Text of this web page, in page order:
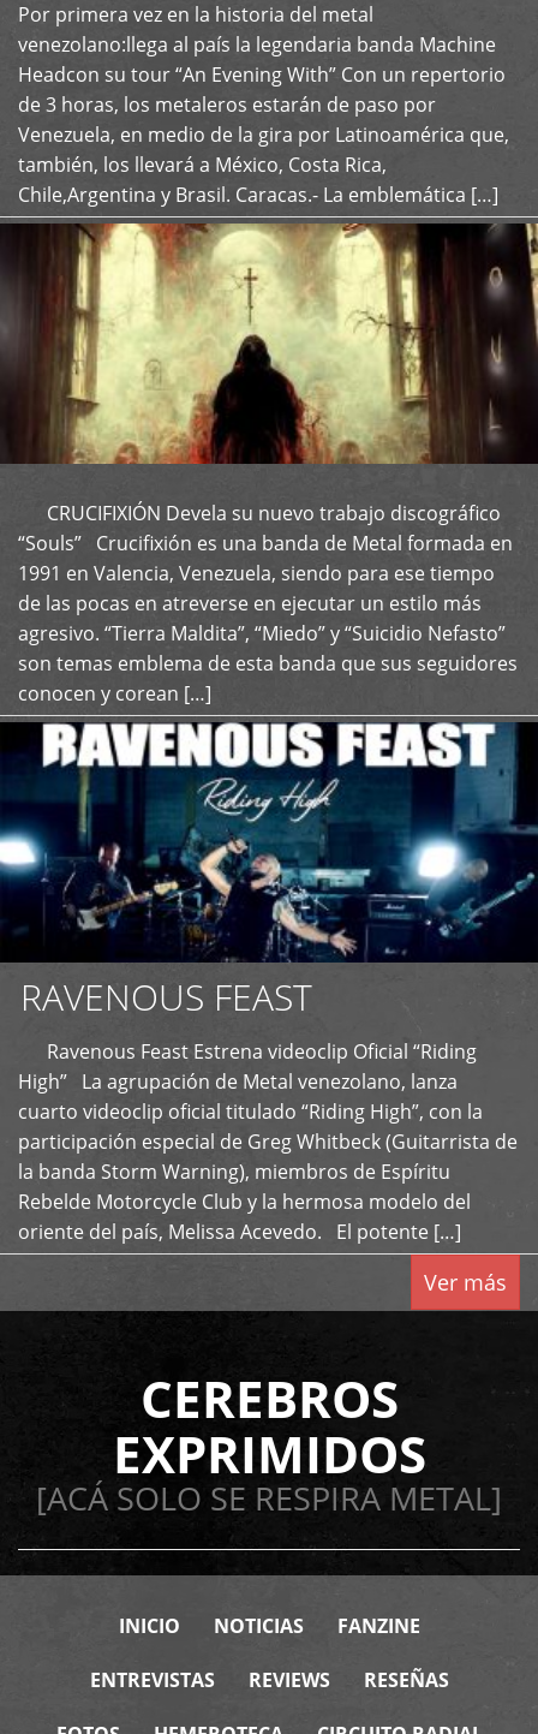
Por primera vez en la historia del metal
venezolano:llega al país la legendaria banda Machine
Headcon su tour “An Evening With” Con un repertorio
de 3 horas, los metaleros estarán de paso por
Venezuela, en medio de la gira por Latinoamérica que,
también, los llevará a México, Costa Rica,
Chile,Argentina y Brasil. Caracas.- La emblemática […]
+
CRUCIFIXIÓN Devela su nuevo trabajo discográfico
“Souls” Crucifixión es una banda de Metal formada en
1991 en Valencia, Venezuela, siendo para ese tiempo
de las pocas en atreverse en ejecutar un estilo más
agresivo. “Tierra Maldita”, “Miedo” y “Suicidio Nefasto”
son temas emblema de esta banda que sus seguidores
conocen y corean […]
+
RAVENOUS FEAST
Ravenous Feast Estrena videoclip Oficial “Riding
High” La agrupación de Metal venezolano, lanza
cuarto videoclip oficial titulado “Riding High”, con la
participación especial de Greg Whitbeck (Guitarrista de
la banda Storm Warning), miembros de Espíritu
Rebelde Motorcycle Club y la hermosa modelo del
oriente del país, Melissa Acevedo. El potente […]
Ver más
CEREBROS
EXPRIMIDOS
[ACÁ SOLO SE RESPIRA METAL]
INICIO NOTICIAS FANZINE
ENTREVISTAS REVIEWS RESEÑAS